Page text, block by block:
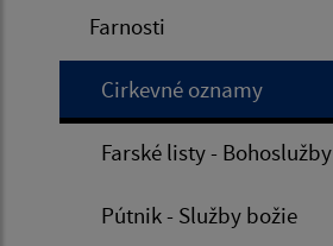
Farnosti
Cirkevné oznamy
Farské listy - Bohoslužby
Pútnik - Služby božie